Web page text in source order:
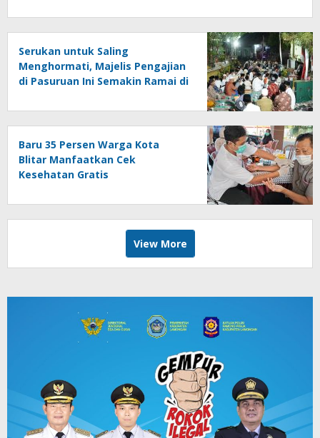
Serukan untuk Saling
Menghormati, Majelis Pengajian
di Pasuruan Ini Semakin Ramai di
Baru 35 Persen Warga Kota
Blitar Manfaatkan Cek
Kesehatan Gratis
View More